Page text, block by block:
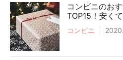
コンビニのお
TOP15！安く
コンビニ